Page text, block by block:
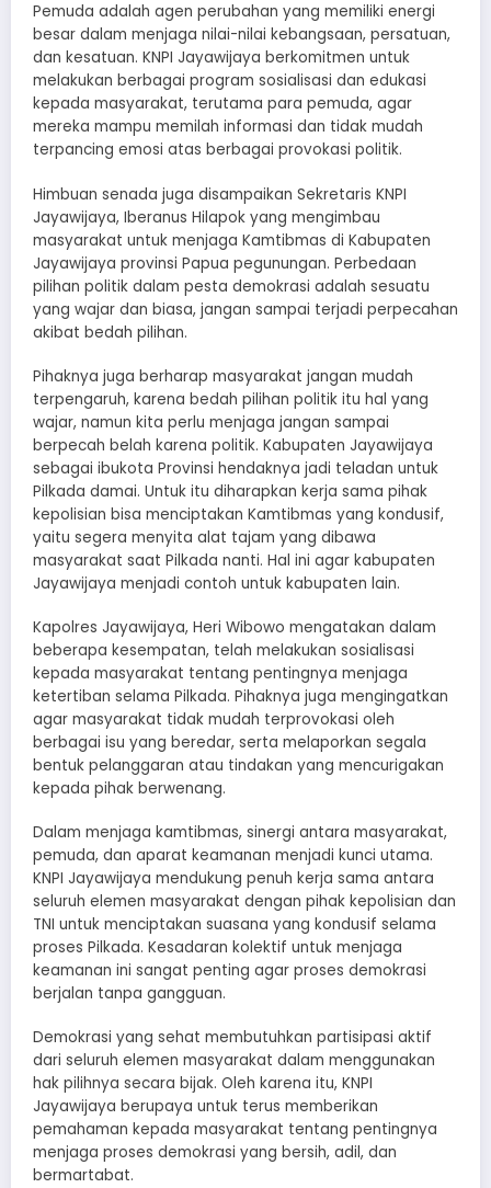
Pemuda adalah agen perubahan yang memiliki energi
besar dalam menjaga nilai-nilai kebangsaan, persatuan,
dan kesatuan. KNPI Jayawijaya berkomitmen untuk
melakukan berbagai program sosialisasi dan edukasi
kepada masyarakat, terutama para pemuda, agar
mereka mampu memilah informasi dan tidak mudah
terpancing emosi atas berbagai provokasi politik.
Himbuan senada juga disampaikan Sekretaris KNPI
Jayawijaya, Iberanus Hilapok yang mengimbau
masyarakat untuk menjaga Kamtibmas di Kabupaten
Jayawijaya provinsi Papua pegunungan. Perbedaan
pilihan politik dalam pesta demokrasi adalah sesuatu
yang wajar dan biasa, jangan sampai terjadi perpecahan
akibat bedah pilihan.
Pihaknya juga berharap masyarakat jangan mudah
terpengaruh, karena bedah pilihan politik itu hal yang
wajar, namun kita perlu menjaga jangan sampai
berpecah belah karena politik. Kabupaten Jayawijaya
sebagai ibukota Provinsi hendaknya jadi teladan untuk
Pilkada damai. Untuk itu diharapkan kerja sama pihak
kepolisian bisa menciptakan Kamtibmas yang kondusif,
yaitu segera menyita alat tajam yang dibawa
masyarakat saat Pilkada nanti. Hal ini agar kabupaten
Jayawijaya menjadi contoh untuk kabupaten lain.
Kapolres Jayawijaya, Heri Wibowo mengatakan dalam
beberapa kesempatan, telah melakukan sosialisasi
kepada masyarakat tentang pentingnya menjaga
ketertiban selama Pilkada. Pihaknya juga mengingatkan
agar masyarakat tidak mudah terprovokasi oleh
berbagai isu yang beredar, serta melaporkan segala
bentuk pelanggaran atau tindakan yang mencurigakan
kepada pihak berwenang.
Dalam menjaga kamtibmas, sinergi antara masyarakat,
pemuda, dan aparat keamanan menjadi kunci utama.
KNPI Jayawijaya mendukung penuh kerja sama antara
seluruh elemen masyarakat dengan pihak kepolisian dan
TNI untuk menciptakan suasana yang kondusif selama
proses Pilkada. Kesadaran kolektif untuk menjaga
keamanan ini sangat penting agar proses demokrasi
berjalan tanpa gangguan.
Demokrasi yang sehat membutuhkan partisipasi aktif
dari seluruh elemen masyarakat dalam menggunakan
hak pilihnya secara bijak. Oleh karena itu, KNPI
Jayawijaya berupaya untuk terus memberikan
pemahaman kepada masyarakat tentang pentingnya
menjaga proses demokrasi yang bersih, adil, dan
bermartabat.